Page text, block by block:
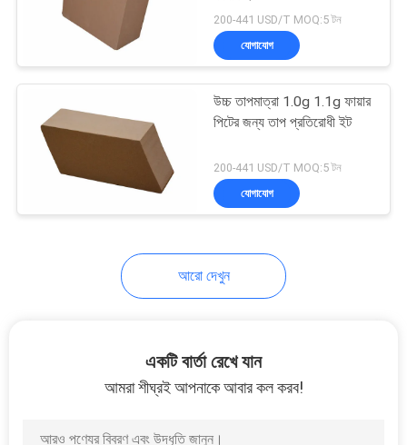
সিক সিলিকন কার্বাইড
করন্ডাম মালাইট ইট
200-441 USD/T MOQ:5 টন
যোগাযোগ
উচ্চ তাপমাত্রা 1.0g 1.1g ফায়ার
পিটের জন্য তাপ প্রতিরোধী ইট
200-441 USD/T MOQ:5 টন
যোগাযোগ
আরো দেখুন
একটি বার্তা রেখে যান
আমরা শীঘ্রই আপনাকে আবার কল করব!